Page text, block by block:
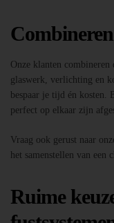
Onze klanten
glaswerk, verlichting en
bespaar je tijd én kosten.
perfect op elkaar zijn
Vraag ook gerust naar
het samenstellen van
Ruime